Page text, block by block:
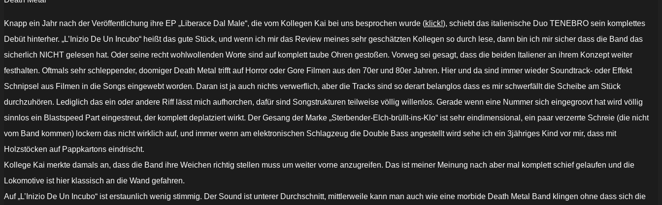
Knapp ein Jahr nach der Veröffentlichung ihre EP „Liberace Dal Male“, die vom Kollegen Kai bei uns besprochen wurde (klick!), schiebt das italienische Duo TENEBRO sein komplettes
Debüt hinterher. „L’Inizio De Un Incubo“ heißt das gute Stück, und wenn ich mir das Review meines sehr geschätzten Kollegen so durch lese, dann bin ich mir sicher dass die Band das
sicherlich NICHT gelesen hat. Oder seine recht wohlwollenden Worte sind auf komplett taube Ohren gestoßen. Vorweg sei gesagt, dass die beiden Italiener an ihrem Konzept weiter
festhalten. Oftmals sehr schleppender, doomiger Death Metal trifft auf Horror oder Gore Filmen aus den 70er und 80er Jahren. Hier und da sind immer wieder Soundtrack- oder Effekt
Schnipsel aus Filmen in die Songs eingewebt worden. Daran ist ja auch nichts verwerflich, aber die Tracks sind so derart belanglos dass es mir schwerfällt die Scheibe am Stück
durchzuhören. Lediglich das ein oder andere Riff lässt mich aufhorchen, dafür sind Songstrukturen teilweise völlig willenlos. Gerade wenn eine Nummer sich eingegroovt hat wird völlig
sinnlos ein Blastspeed Part eingestreut, der komplett deplatziert wirkt. Der Gesang der Marke „Sterbender-Elch-brüllt-ins-Klo“ ist sehr eindimensional, ein paar verzerrte Schreie (die nicht
vom Band kommen) lockern das nicht wirklich auf, und immer wenn am elektronischen Schlagzeug die Double Bass angestellt wird sehe ich ein 3jähriges Kind vor mir, dass mit
Holzstöcken auf Pappkartons eindrischt.
Kollege Kai merkte damals an, dass die Band ihre Weichen richtig stellen muss um weiter vorne anzugreifen. Das ist meiner Meinung nach aber mal komplett schief gelaufen und die
Lokomotive ist hier klassisch an die Wand gefahren.
Auf „L’Inizio De Un Incubo“ ist erstaunlich wenig stimmig. Der Sound ist unterer Durchschnitt, mittlerweile kann man auch wie eine morbide Death Metal Band klingen ohne dass sich die